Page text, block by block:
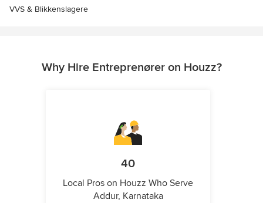
VVS & Blikkenslagere
Why Hire Entreprenører on Houzz?
40
Local Pros on Houzz Who Serve
Addur, Karnataka